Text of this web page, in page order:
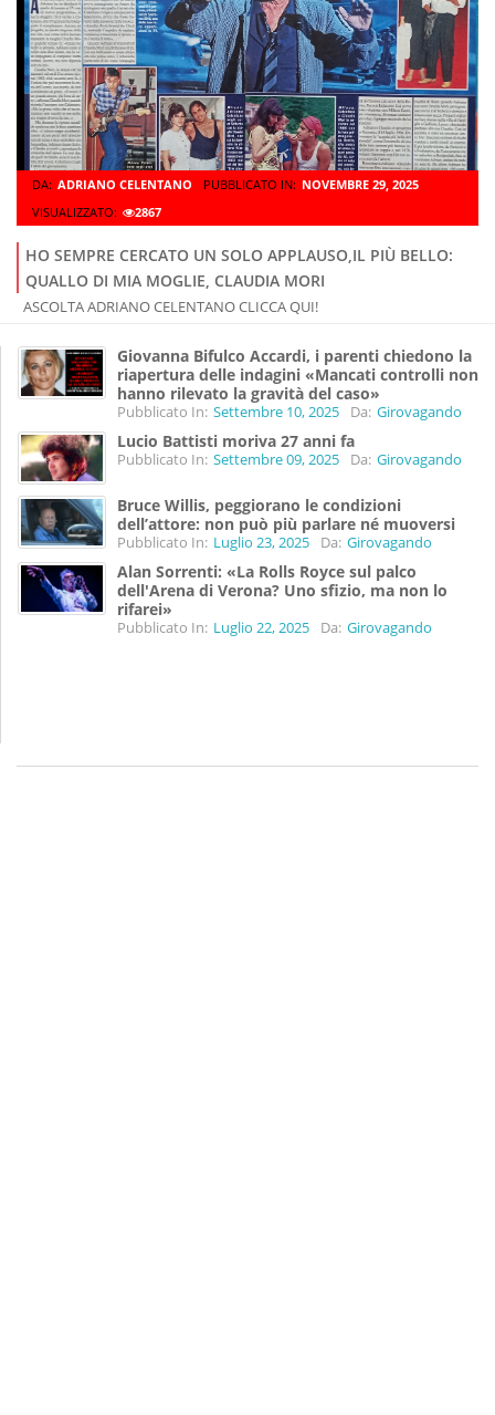
DA: ADRIANO CELENTANO PUBBLICATO IN: NOVEMBRE 29, 2025
VISUALIZZATO:
2867
HO SEMPRE CERCATO UN SOLO APPLAUSO,IL PIÙ BELLO:
QUALLO DI MIA MOGLIE, CLAUDIA MORI
ASCOLTA ADRIANO CELENTANO CLICCA QUI!
Giovanna Bifulco Accardi, i parenti chiedono la
riapertura delle indagini «Mancati controlli non
hanno rilevato la gravità del caso»
Pubblicato In: Settembre 10, 2025 Da: Girovagando
Lucio Battisti moriva 27 anni fa
Pubblicato In: Settembre 09, 2025 Da: Girovagando
Bruce Willis, peggiorano le condizioni
dell’attore: non può più parlare né muoversi
Pubblicato In: Luglio 23, 2025 Da: Girovagando
Alan Sorrenti: «La Rolls Royce sul palco
dell'Arena di Verona? Uno sfizio, ma non lo
rifarei»
Pubblicato In: Luglio 22, 2025 Da: Girovagando